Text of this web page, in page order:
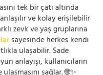
tek bir çatı altında
ve kolay erişilebilir
zevk ve yaş gruplarına
sayesinde herkes kendi
ulaşabilir. Sade
anlayışı, kullanıcıların